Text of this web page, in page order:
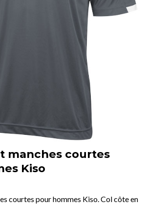
manches courtes
Kiso
courtes pour hommes Kiso. Col côte en